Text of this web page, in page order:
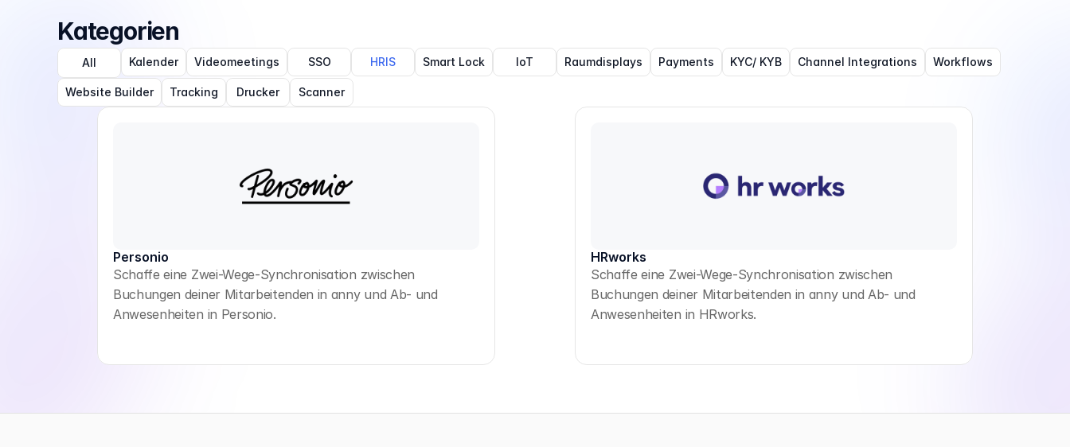
Kategorien
All Kalender Videomeetings SSO HRIS Smart Lock IoT Raumdisplays Payments KYC/ KYB Channel Integrations Workflows
Website Builder Tracking Drucker Scanner
Personio
Schaffe eine Zwei-Wege-Synchronisation zwischen
Buchungen deiner Mitarbeitenden in anny und Ab- und
Anwesenheiten in Personio.
HRworks
Schaffe eine Zwei-Wege-Synchronisation zwischen
Buchungen deiner Mitarbeitenden in anny und Ab- und
Anwesenheiten in HRworks.